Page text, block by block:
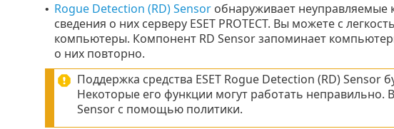
• Rogue Detection (RD) Sensorобнаруживает неуправляемые
сведения о них серверу ESET PROTECT. Вы можете с
компьютеры. Компонент RD Sensor запоминает
о них повторно.
Поддержка средства ESET Rogue Detection (RD)
Некоторые его функции могут работать
Sensor с помощью политики.